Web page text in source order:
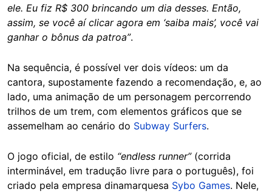
ele. Eu fiz R$ 300 brincando um dia desses. Então,
assim, se você aí clicar agora em ‘saiba mais’, você vai
ganhar o bônus da patroa”.
Na sequência, é possível ver dois vídeos: um da
cantora, supostamente fazendo a recomendação, e, ao
lado, uma animação de um personagem percorrendo
trilhos de um trem, com elementos gráficos que se
assemelham ao cenário do Subway Surfers.
O jogo oficial, de estilo “endless runner” (corrida
interminável, em tradução livre para o português), foi
criado pela empresa dinamarquesa Sybo Games. Nele,